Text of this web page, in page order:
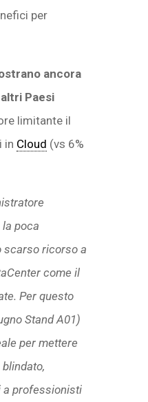
per
ancora
Paesi
limitante il
in Cloud (vs 6%
la poca
scarso ricorso a
come il
Per questo
Stand A01)
per mettere
a professionisti